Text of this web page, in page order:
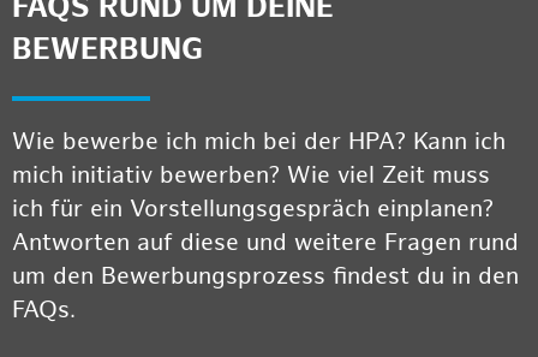
FAQS RUND UM DEINE
BEWERBUNG
Wie bewerbe ich mich bei der HPA? Kann ich
mich initiativ bewerben? Wie viel Zeit muss
ich für ein Vorstellungsgespräch einplanen?
Antworten auf diese und weitere Fragen rund
um den Bewerbungsprozess findest du in den
FAQs.